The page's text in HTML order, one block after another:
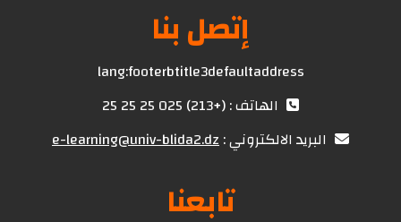
إتصل بنا
lang:footerbtitle3defaultaddress
الهاتف : (+213) 025 25 25 25
البريد الالكتروني :e-learning@univ-blida2.dz
تابعنا